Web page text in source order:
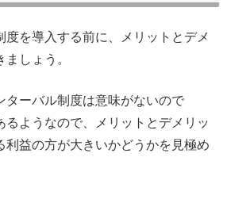
度を導入する前に、メリットとデメ
しょう。
ターバル制度は意味がないので
るようなので、メリットとデメリッ
利益の方が大きいかどうかを見極め